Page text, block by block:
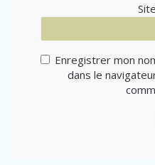
Enregistrer mon
dans le